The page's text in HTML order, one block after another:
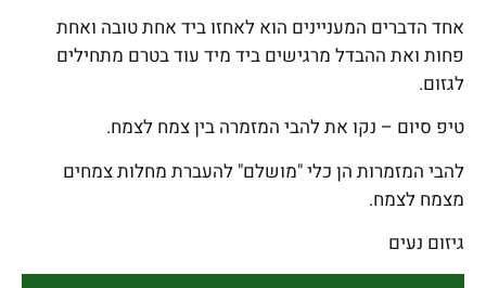
אחד הדברים המעניינים הוא לאחזו ביד אחת טובה ואחת
פחות ואת ההבדל מרגישים ביד מיד עוד בטרם מתחילים
לגזום.
טיפ סיום – נקו את להבי המזמרה בין צמח לצמח.
להבי המזמרות הן כלי "מושלם" להעברת מחלות צמחים
מצמח לצמח.
גיזום נעים